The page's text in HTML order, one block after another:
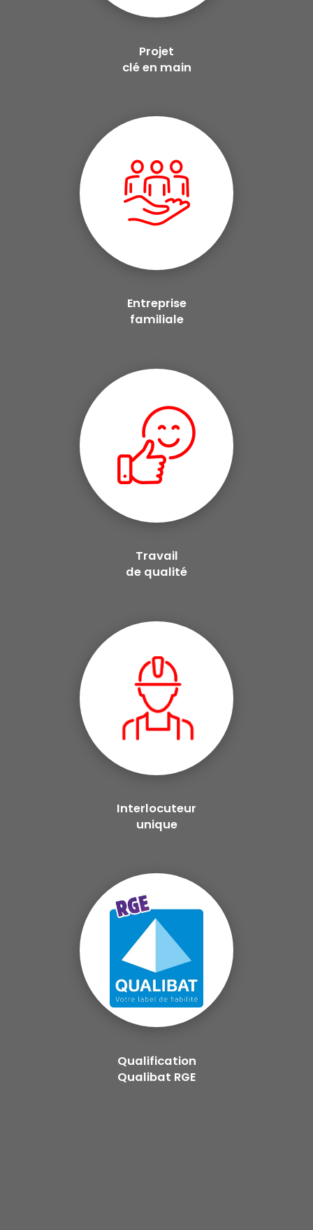
Projet
clé en main
Entreprise
familiale
Travail
de qualité
Interlocuteur
unique
Qualification
Qualibat RGE